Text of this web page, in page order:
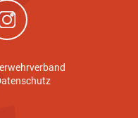
(neues Fenster)